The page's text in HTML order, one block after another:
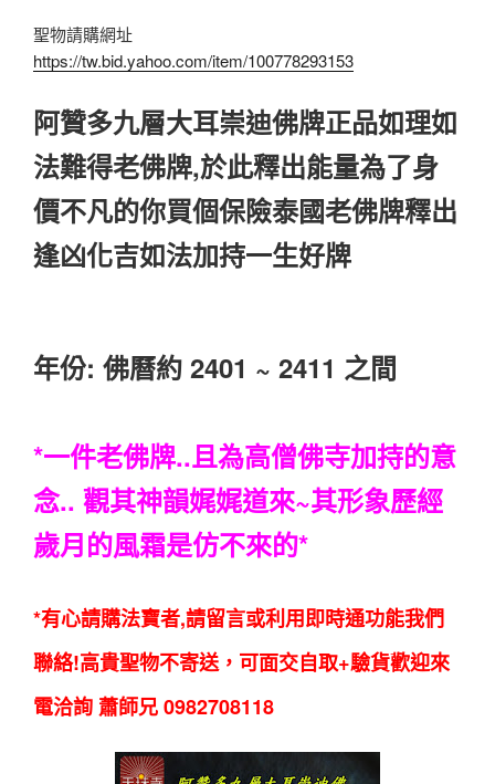
聖物請購網址
https://tw.bid.yahoo.com/item/100778293153
阿贊多九層大耳崇迪佛牌正品如理如
法難得老佛牌,於此釋出能量為了身
價不凡的你買個保險泰國老佛牌釋出
逢凶化吉如法加持一生好牌
年份: 佛曆約 2401 ~ 2411 之間
*一件老佛牌..且為高僧佛寺加持的意
念.. 觀其神韻娓娓道來~其形象歷經
歲月的風霜是仿不來的*
*有心請購法寶者,請留言或利用即時通功能我們
聯絡!高貴聖物不寄送，可面交自取+驗貨歡迎來
電洽詢 蕭師兄 0982708118